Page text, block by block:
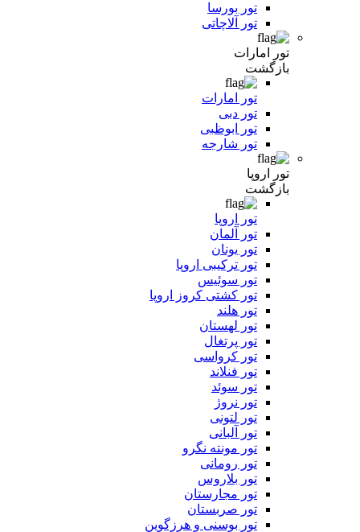
تور بورسا
تور آلاچاتی
تور امارات
بازگشت
تور امارات
تور دبی
تور ابوظبی
تور شارجه
تور اروپا
بازگشت
تور اروپا
تور آلمان
تور یونان
تور ترکیبی اروپا
تور سوئیس
تور کشتی کروز اروپا
تور هلند
تور لهستان
تور پرتغال
تور کرواسی
تور فنلاند
تور سوئد
تور نروژ
تور لتونی
تور آلبانی
تور مونته نگرو
تور رومانی
تور بلاروس
تور مجارستان
تور صربستان
تور بوسنی و هرزگوین